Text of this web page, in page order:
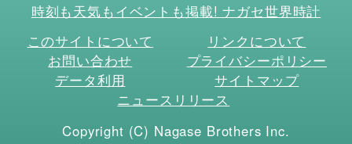
時刻も天気もイベントも掲載! ナガセ世界時計
このサイトについて
リンクについて
お問い合わせ
プライバシーポリシー
データ利用
サイトマップ
ニュースリリース
Copyright (C) Nagase Brothers Inc.